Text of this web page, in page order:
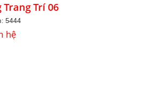
Trang Trí 06
5444
hệ